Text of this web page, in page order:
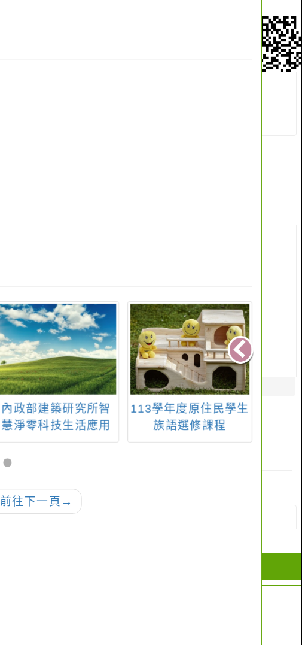
內政部建築研究所智
慧淨零科技生活應用
113學年度原住民學生
族語選修課程
前往下一頁 →